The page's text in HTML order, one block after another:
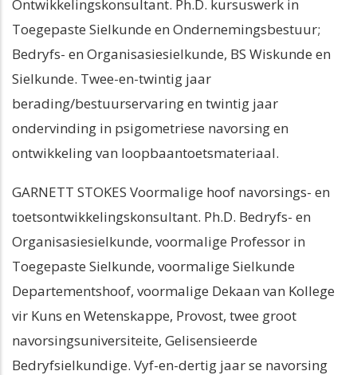
Ontwikkelingskonsultant. Ph.D. kursuswerk in
Toegepaste Sielkunde en Ondernemingsbestuur;
Bedryfs- en Organisasiesielkunde, BS Wiskunde en
Sielkunde. Twee-en-twintig jaar
berading/bestuurservaring en twintig jaar
ondervinding in psigometriese navorsing en
ontwikkeling van loopbaantoetsmateriaal.
GARNETT STOKES Voormalige hoof navorsings- en
toetsontwikkelingskonsultant. Ph.D. Bedryfs- en
Organisasiesielkunde, voormalige Professor in
Toegepaste Sielkunde, voormalige Sielkunde
Departementshoof, voormalige Dekaan van Kollege
vir Kuns en Wetenskappe, Provost, twee groot
navorsingsuniversiteite, Gelisensieerde
Bedryfsielkundige. Vyf-en-dertig jaar se navorsing